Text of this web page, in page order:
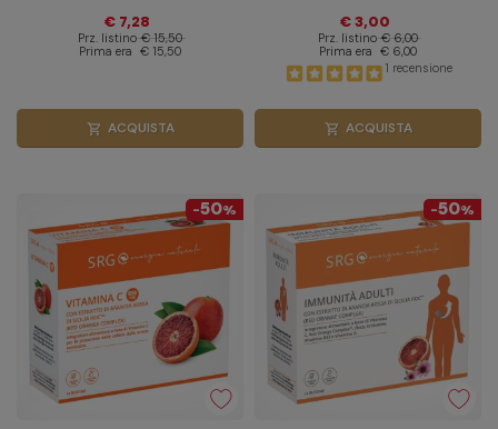
€ 7,28
Prz. listino € 15,50
Prima era € 15,50
shopping_cart ACQUISTA
€ 3,00
Prz. listino € 6,00
Prima era € 6,00
1 recensione
shopping_cart ACQUISTA
-50% -50%